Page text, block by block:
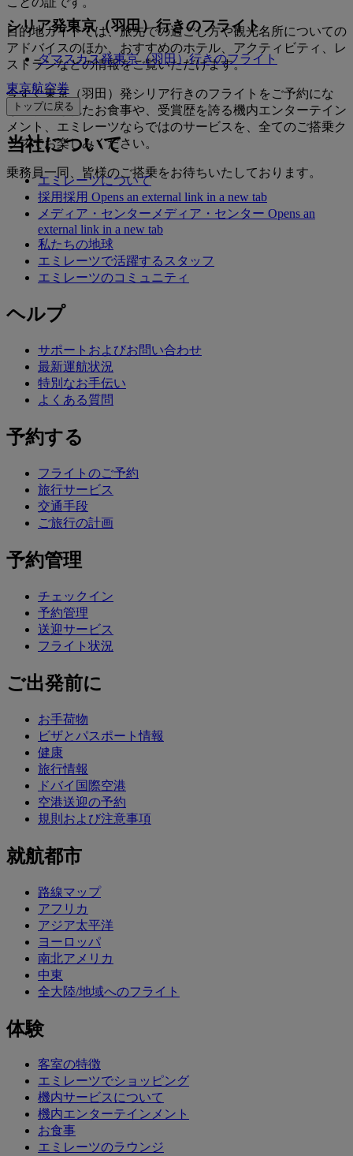
目的地ガイドでは、旅先での過ごし方や観光名所についての
アドバイスのほか、おすすめのホテル、アクティビティ、レ
ストランなどの情報をご覧いただけます。
今すぐ東京（羽田）発シリア行きのフライトをご予約にな
り、洗練されたお食事や、受賞歴を誇る機内エンターテイン
メント、エミレーツならではのサービスを、全てのご搭乗ク
ラスでお楽しみください。
乗務員一同、皆様のご搭乗をお待ちいたしております。
シリア発東京（羽田）行きのフライト
ダマスカス発東京（羽田）行きのフライト
東京航空券
トップに戻る
当社について
エミレーツについて
採用採用 Opens an external link in a new tab
メディア・センター メディア・センター Opens an
external link in a new tab
私たちの地球
エミレーツで活躍するスタッフ
エミレーツのコミュニティ
ヘルプ
サポートおよびお問い合わせ
最新運航状況
特別なお手伝い
よくある質問
予約する
フライトのご予約
旅行サービス
交通手段
ご旅行の計画
予約管理
チェックイン
予約管理
送迎サービス
フライト状況
ご出発前に
お手荷物
ビザとパスポート情報
健康
旅行情報
ドバイ国際空港
空港送迎の予約
規則および注意事項
就航都市
路線マップ
アフリカ
アジア太平洋
ヨーロッパ
南北アメリカ
中東
全大陸/地域へのフライト
体験
客室の特徴
エミレーツでショッピング
機内サービスについて
機内エンターテインメント
お食事
エミレーツのラウンジ